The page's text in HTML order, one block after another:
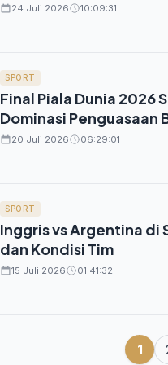
24 Juli 2026 10:09:31
SPORT
Final Piala Dunia 2026
Dominasi Penguasaan
20 Juli 2026 06:29:01
SPORT
Inggris vs Argentina di
dan Kondisi Tim
15 Juli 2026 01:41:32
1